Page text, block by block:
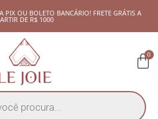
PIX OU BOLETO BANCÁRIO! FRETE GRÁTIS A
DE R$ 1000
0